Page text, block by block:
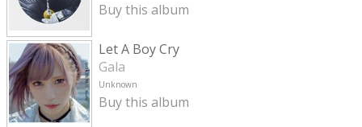
Buy this album
Let A Boy Cry
Gala
Unknown
Buy this album